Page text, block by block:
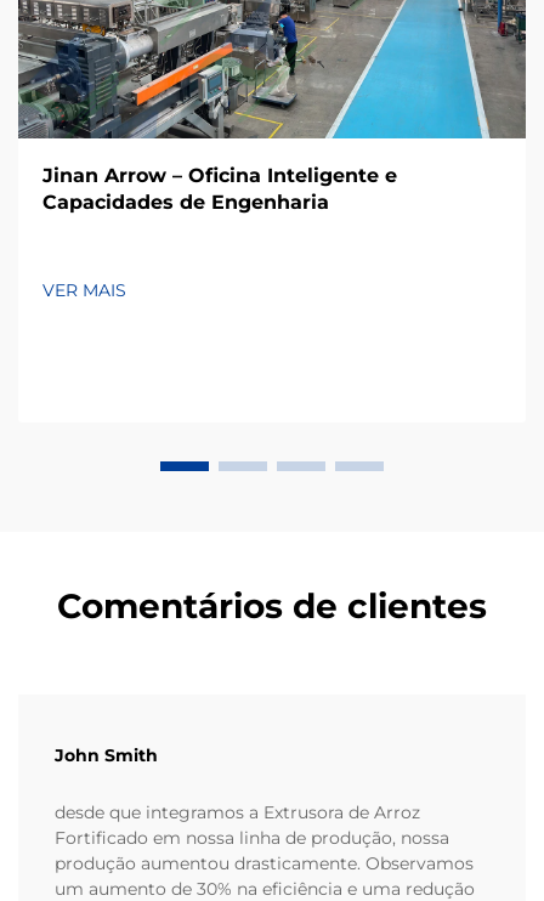
Jinan Arrow – Oficina Inteligente e
Capacidades de Engenharia
VER MAIS
Comentários de clientes
John Smith
desde que integramos a Extrusora de Arroz
Fortificado em nossa linha de produção, nossa
produção aumentou drasticamente. Observamos
um aumento de 30% na eficiência e uma redução